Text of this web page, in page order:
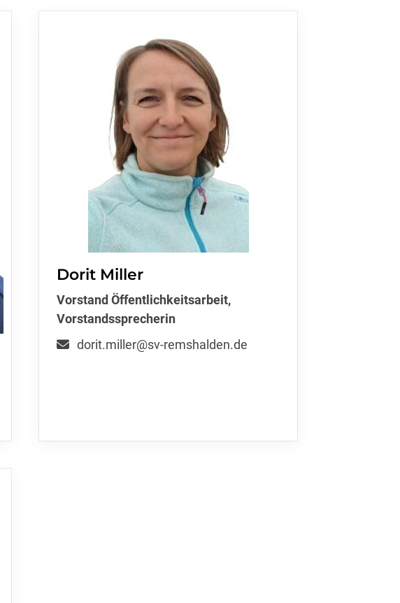
Dorit Miller
Vorstand Öffentlichkeitsarbeit,
Vorstandssprecherin
dorit.miller@sv-remshalden.de
Geschäftsstelle
SV Remshalden e.V.
Stegwiesenweg 1
73630 Remshalden
07151 79097
kontakt@sv-remshalden.de